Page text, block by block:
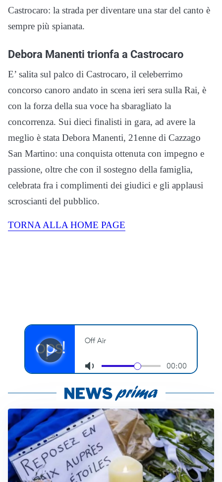
Castrocaro: la strada per diventare una star del canto è
sempre più spianata.
Debora Manenti trionfa a Castrocaro
E’ salita sul palco di Castrocaro, il celeberrimo
concorso canoro andato in scena ieri sera sulla Rai, è
con la forza della sua voce ha sbaragliato la
concorrenza. Sui dieci finalisti in gara, ad avere la
meglio è stata Debora Manenti, 21enne di Cazzago
San Martino: una conquista ottenuta con impegno e
passione, oltre che con il sostegno della famiglia,
celebrata fra i complimenti dei giudici e gli applausi
scroscianti del pubblico.
TORNA ALLA HOME PAGE